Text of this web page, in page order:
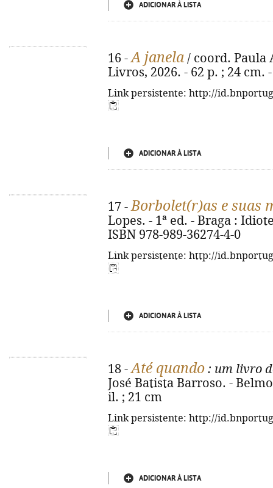
ADICIONAR À LISTA
16 -A janela / coord. Paula
Livros, 2026. - 62 p. ; 24 cm.
Link persistente: http://
ADICIONAR À LISTA
17 -Borbolet(r)as e suas
Lopes. - 1ª ed. - Braga :
ISBN 978-989-36274-4-0
Link persistente: http://
ADICIONAR À LISTA
18 -Até quando : um livro
José Batista Barroso. -
il. ; 21 cm
Link persistente: http://
ADICIONAR À LISTA